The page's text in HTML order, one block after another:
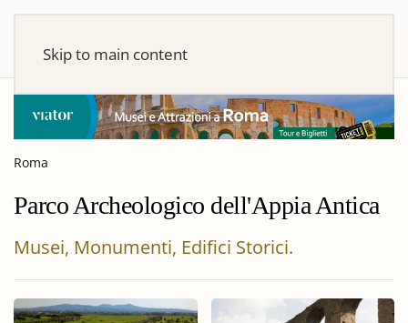
Skip to main content
Roma
Parco Archeologico dell'Appia Antica
Musei, Monumenti, Edifici Storici.